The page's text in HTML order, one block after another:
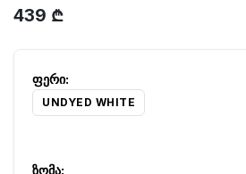
439 ₾
UNDYED WHITE